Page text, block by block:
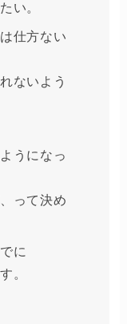
い。
仕方ない
ないよう
うになっ
って決め
に
。